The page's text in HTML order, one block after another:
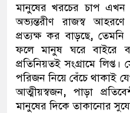
মানুষের খরচের চাপ
অভ্যন্তরীণ রাজস্ব
প্রত্যক্ষ কর বাড়ছে,তেমনি
ফলে মানুষ ঘরে বাইরে
প্রতিনিয়তই সংগ্রামে
পরিজন নিয়ে বেঁচে থাকাই
আত্মীয়স্বজন, পাড়া
মানুষের দিকে তাকানোর